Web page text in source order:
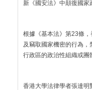
新《國安法》中顛復國家
根據《基本法》第23條
及竊取國家機密的行為
行政區的政治性組織或團
香港大學法律學者張達